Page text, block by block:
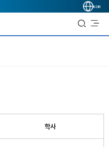
KOR
학사